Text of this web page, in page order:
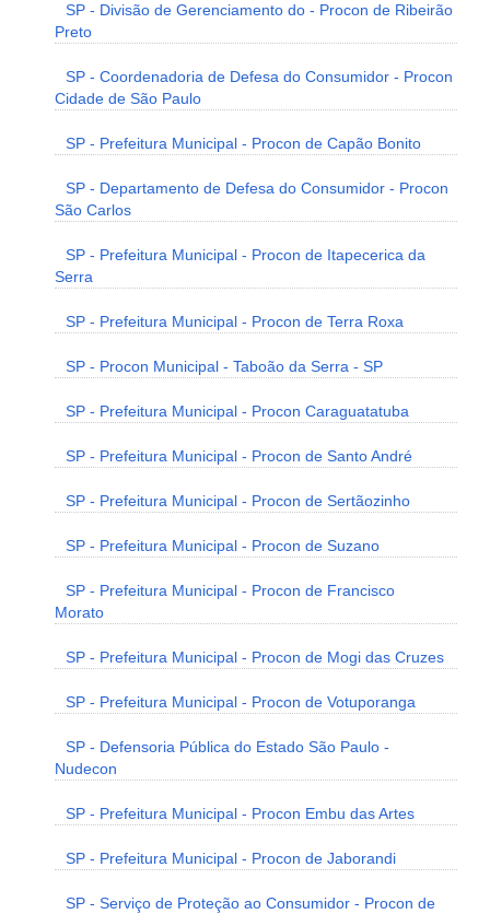
SP - Divisão de Gerenciamento do - Procon de Ribeirão
Preto
SP - Coordenadoria de Defesa do Consumidor - Procon
Cidade de São Paulo
SP - Prefeitura Municipal - Procon de Capão Bonito
SP - Departamento de Defesa do Consumidor - Procon
São Carlos
SP - Prefeitura Municipal - Procon de Itapecerica da
Serra
SP - Prefeitura Municipal - Procon de Terra Roxa
SP - Procon Municipal - Taboão da Serra - SP
SP - Prefeitura Municipal - Procon Caraguatatuba
SP - Prefeitura Municipal - Procon de Santo André
SP - Prefeitura Municipal - Procon de Sertãozinho
SP - Prefeitura Municipal - Procon de Suzano
SP - Prefeitura Municipal - Procon de Francisco
Morato
SP - Prefeitura Municipal - Procon de Mogi das Cruzes
SP - Prefeitura Municipal - Procon de Votuporanga
SP - Defensoria Pública do Estado São Paulo -
Nudecon
SP - Prefeitura Municipal - Procon Embu das Artes
SP - Prefeitura Municipal - Procon de Jaborandi
SP - Serviço de Proteção ao Consumidor - Procon de